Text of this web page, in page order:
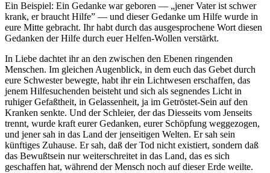
Ein Beispiel: Ein Gedanke war geboren — „jener Vater ist schwer
krank, er braucht Hilfe” — und dieser Gedanke um Hilfe wurde in
eure Mitte gebracht. Ihr habt durch das ausgesprochene Wort diesen
Gedanken der Hilfe durch euer Helfen-Wollen verstärkt.
In Liebe dachtet ihr an den zwischen den Ebenen ringenden
Menschen. Im gleichen Augenblick, in dem euch das Gebet durch
eure Schwester bewegte, habt ihr ein Lichtwesen erschaffen, das
jenem Hilfesuchenden beisteht und sich als segnendes Licht in
ruhiger Gefaßtheit, in Gelassenheit, ja im Getröstet-Sein auf den
Kranken senkte. Und der Schleier, der das Diesseits vom Jenseits
trennt, wurde kraft eurer Gedanken, eurer Schöpfung weggezogen,
und jener sah in das Land der jenseitigen Welten. Er sah sein
künftiges Zuhause. Er sah, daß der Tod nicht existiert, sondern daß
das Bewußtsein nur weiterschreitet in das Land, das es sich
geschaffen hat, während der Mensch noch auf dieser Erde weilte.